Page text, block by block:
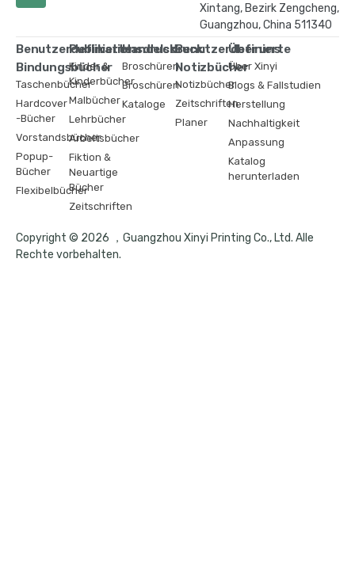
Xintang, Bezirk Zengcheng,
Guangzhou, China 511340
Benutzerdefinierte
Bindungsbücher
Taschenbücher
Hardcover
-Bücher
Vorstandsbücher
Popup-
Bücher
Flexibelbücher
Publikationsdruck
Kinder &
Kinderbücher
Malbücher
Lehrbücher
Arbeitsbücher
Fiktion &
Neuartige
Bücher
Zeitschriften
Handelsdruck
Broschüren
Broschüren
Kataloge
Benutzerdefinierte
Notizbücher
Notizbücher
Zeitschriften
Planer
Über uns
Über Xinyi
Blogs & Fallstudien
Herstellung
Nachhaltigkeit
Anpassung
Katalog
herunterladen
Copyright © 2026 ，Guangzhou Xinyi Printing Co., Ltd. Alle
Rechte vorbehalten.